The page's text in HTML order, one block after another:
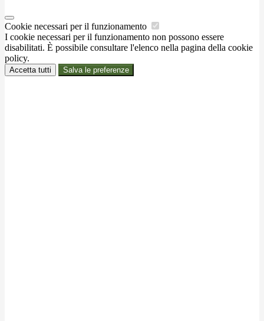
Cookie necessari per il funzionamento
I cookie necessari per il funzionamento non possono essere
disabilitati. È possibile consultare l'elenco nella pagina della cookie
policy.
Accetta tutti Salva le preferenze